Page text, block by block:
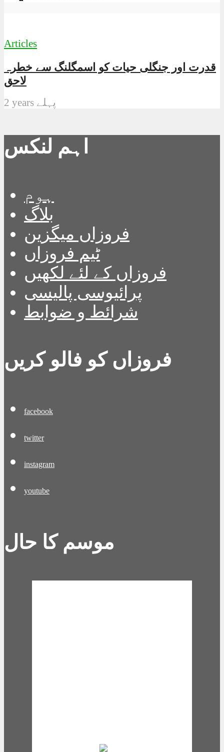
Articles
قدرت اور جنگلی حیات کو اسمگلنگ سے خطرہ
لاحق
2 years پہلے
اہم لنکس
ہوم
بلاگ
فروزاں میگزین
ٹیم فروزاں
فروزاں کے لئے لکھیں
پرائیوسی پالیسی
شرائط و ضوابط
فروزاں کو فالو کریں
facebook
twitter
instagram
youtube
موسم کا حال
76 %